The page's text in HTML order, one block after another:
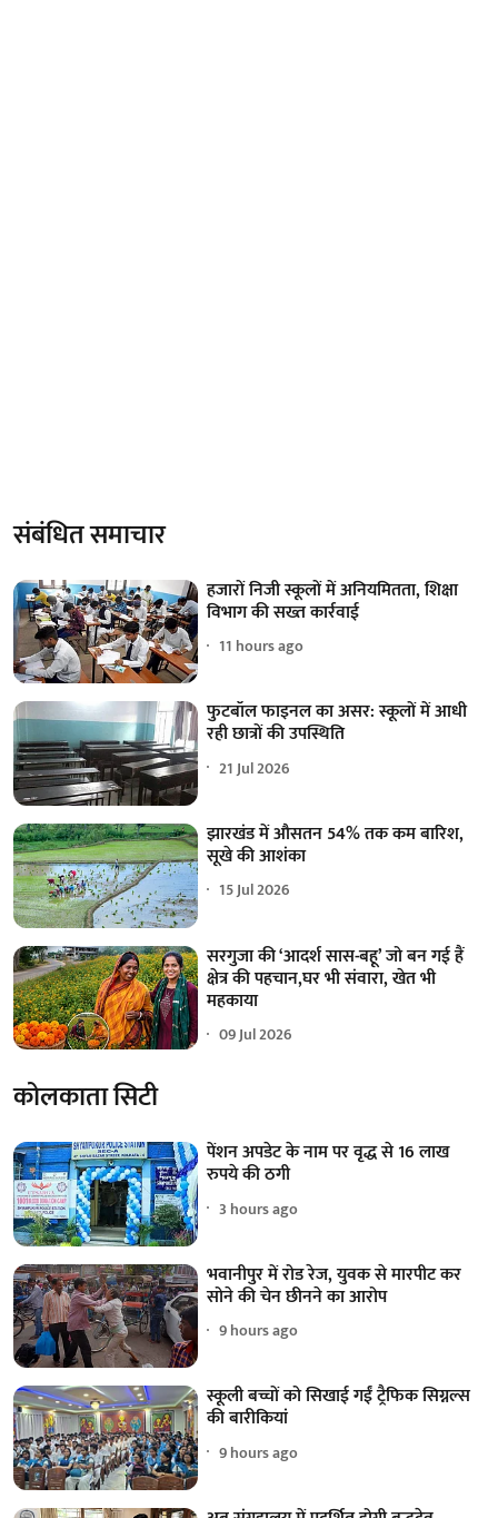
संबंधित समाचार
हजारों निजी स्कूलों में अनियमितता, शिक्षा
विभाग की सख्त कार्रवाई
11 hours ago
फुटबॉल फाइनल का असर: स्कूलों में आधी
रही छात्रों की उपस्थिति
21 Jul 2026
झारखंड में औसतन 54% तक कम बारिश,
सूखे की आशंका
15 Jul 2026
सरगुजा की ‘आदर्श सास-बहू’ जो बन गई हैं
क्षेत्र की पहचान,घर भी संवारा, खेत भी
महकाया
09 Jul 2026
कोलकाता सिटी
पेंशन अपडेट के नाम पर वृद्ध से 16 लाख
रुपये की ठगी
3 hours ago
भवानीपुर में रोड रेज, युवक से मारपीट कर
सोने की चेन छीनने का आरोप
9 hours ago
स्कूली बच्चों को सिखाई गईं ट्रैफिक सिग्नल्स
की बारीकियां
9 hours ago